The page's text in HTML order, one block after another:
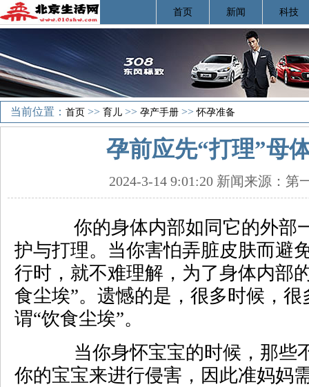
首页 新闻 科技
当前位置： 首页 >> 育儿 >> 孕产手册 >>怀孕准备
孕前应先“打理”母
2024-3-14 9:01:20 新闻来源：第
你的身体内部如同它的外部
护与打理。当你害怕弄脏皮肤而避
行时，就不难理解，为了身体内部
食尘埃”。遗憾的是，很多时候，
谓“饮食尘埃”。
当你身怀宝宝的时候，那些
你的宝宝来进行侵害，因此准妈妈